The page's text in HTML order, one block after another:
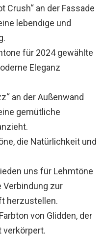
Crush“ an der Fassade
lebendige und
für 2024 gewählte
Eleganz
an der Außenwand
gemütliche
die Natürlichkeit und
uns für Lehmtöne
Verbindung zur
herzustellen.
von Glidden, der
verkörpert.